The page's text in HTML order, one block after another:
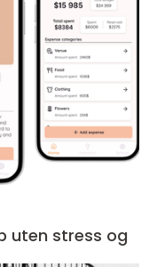
uten stress og